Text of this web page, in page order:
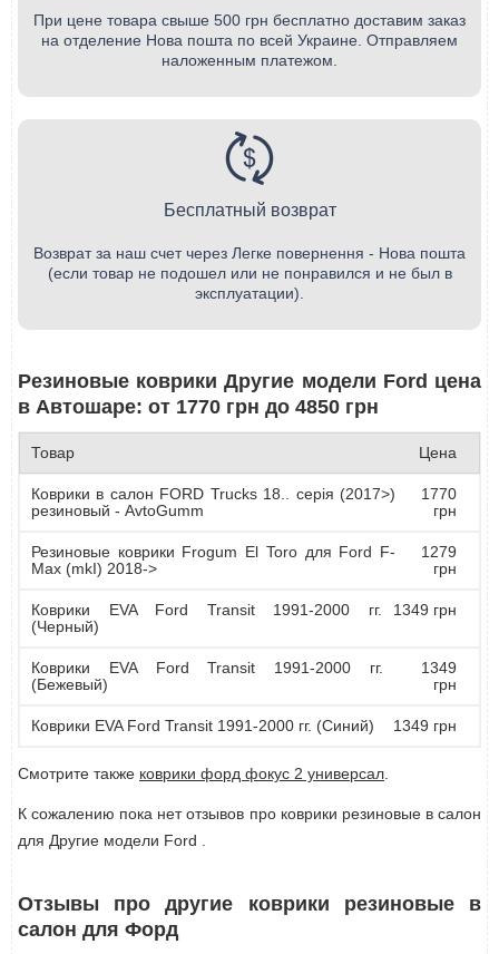
При цене товара свыше 500 грн бесплатно доставим заказ
на отделение Нова пошта по всей Украине. Отправляем
наложенным платежом.
Бесплатный возврат
Возврат за наш счет через Легке повернення - Нова пошта
(если товар не подошел или не понравился и не был в
эксплуатации).
Резиновые коврики Другие модели Ford цена
в Автошаре: от 1770 грн до 4850 грн
Товар Цена
Коврики в салон FORD Trucks 18.. серія (2017>)
резиновый - AvtoGumm
1770
грн
Резиновые коврики Frogum El Toro для Ford F-
Max (mkI) 2018->
1279
грн
Коврики EVA Ford Transit 1991-2000 гг.
(Черный)
1349 грн
Коврики EVA Ford Transit 1991-2000 гг.
(Бежевый)
1349
грн
Коврики EVA Ford Transit 1991-2000 гг. (Синий) 1349 грн
Смотрите также коврики форд фокус 2 универсал
К сожалению пока нет отзывов про коврики резиновые в салон
для Другие модели Ford .
Отзывы про другие коврики резиновые в
салон для Форд